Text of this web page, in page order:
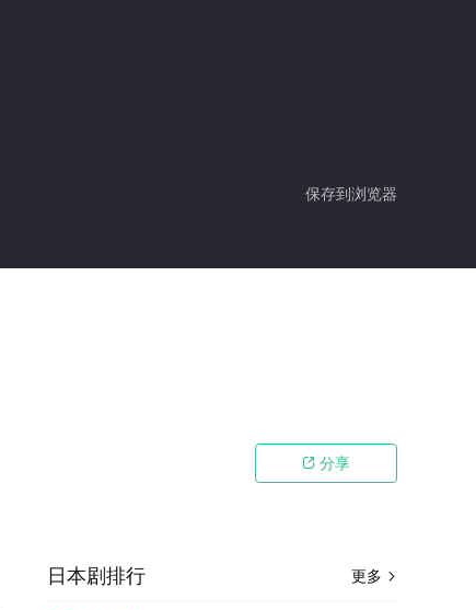
保存到浏览器
 分享
更多 
日本剧排行